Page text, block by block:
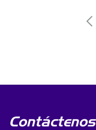
Contáctenos